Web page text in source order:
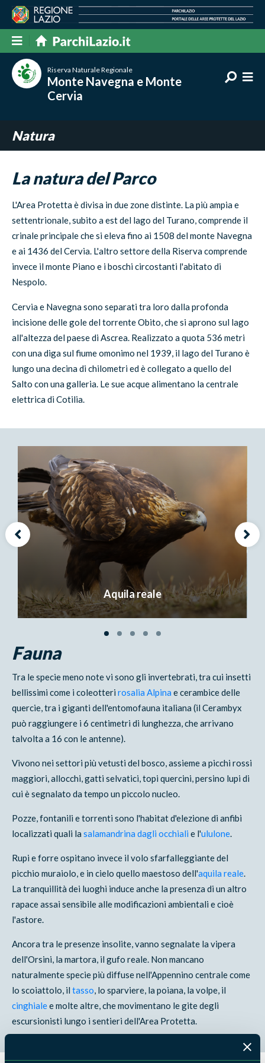
Riserva Naturale Regionale
Monte Navegna e Monte
Cervia
Natura
La natura del Parco
L'Area Protetta è divisa in due zone distinte. La più ampia e
settentrionale, subito a est del lago del Turano, comprende il
crinale principale che si eleva fino ai 1508 del monte Navegna
e ai 1436 del Cervia. L'altro settore della Riserva comprende
invece il monte Piano e i boschi circostanti l'abitato di
Nespolo.
Cervia e Navegna sono separati tra loro dalla profonda
incisione delle gole del torrente Obito, che si aprono sul lago
all'altezza del paese di Ascrea. Realizzato a quota 536 metri
con una diga sul fiume omonimo nel 1939, il lago del Turano è
lungo una decina di chilometri ed è collegato a quello del
Salto con una galleria. Le sue acque alimentano la centrale
elettrica di Cotilia.
Aquila reale
Fauna
Tra le specie meno note vi sono gli invertebrati, tra cui insetti
bellissimi come i coleotterirosalia Alpina e cerambice delle
quercie, tra i giganti dell'entomofauna italiana (il Cerambyx
può raggiungere i 6 centimetri di lunghezza, che arrivano
talvolta a 16 con le antenne).
Vivono nei settori più vetusti del bosco, assieme a picchi rossi
maggiori, allocchi, gatti selvatici, topi quercini, persino lupi di
cui è segnalato da tempo un piccolo nucleo.
Pozze, fontanili e torrenti sono l'habitat d'elezione di anfibi
localizzati quali lasalamandrina dagli occhiali e l'ululone.
Rupi e forre ospitano invece il volo sfarfalleggiante del
picchio muraiolo, e in cielo quello maestoso dell'aquila reale.
La tranquillità dei luoghi induce anche la presenza di un altro
rapace assai sensibile alle modificazioni ambientali e cioè
l'astore.
Ancora tra le presenze insolite, vanno segnalate la vipera
dell'Orsini, la martora, il gufo reale. Non mancano
naturalmente specie più diffuse nell'Appennino centrale come
lo scoiattolo, iltasso, lo sparviere, la poiana, la volpe, il
cinghialee molte altre, che movimentano le gite degli
escursionisti lungo i sentieri dell'Area Protetta.